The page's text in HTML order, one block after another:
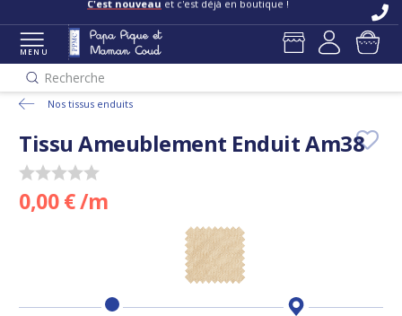
C'est nouveau et c'est déjà en boutique !
MENU
Recherche
Nos tissus enduits
Tissu Ameublement Enduit Am38
0,00 € /m